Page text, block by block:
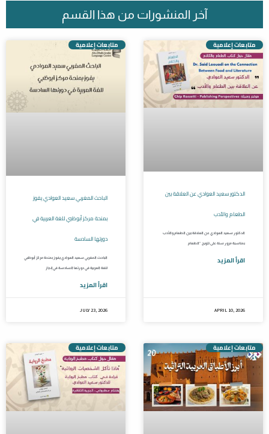
آخر المنشورات من هذا القسم
متابعات إعلامية
الباحث المغربي سعيد العوادي يفوز
بمنحة مركز أبوظبي للغة العربية في
دورتها السادسة
الباحث المغربي سعيد العوادي يفوز بمنحة مركز أبوظبي
للغة العربية في دورتها السادسة في إنجاز
اقرأ المزيد
JULY 23, 2026
متابعات إعلامية
الدكتور سعيد العوادي عن العلاقة بين
الطعام والأدب
الدكتور سعيد العوادي عن العلاقة بين الطعام والأدب
بمناسبة مرور سنة على تتويج “الطعام
اقرأ المزيد
APRIL 10, 2026
متابعات إعلامية متابعات إعلامية